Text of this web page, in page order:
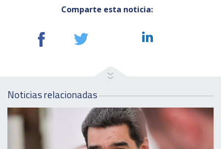
Comparte esta noticia:
Noticias relacionadas